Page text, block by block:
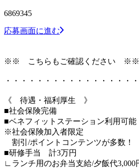
6869345
応募画面に進む
※※ こちらもご確認ください ※※
・・・・・・・・・・・・・・・・
《 待遇・福利厚生 》
■社会保険完備
■ベネフィットステーション利用可能
※社会保険加入者限定
割引/ポイントコンテンツが多数！
■研修手当 計3万円
∟ランチ用のお弁当支給/夕飯代3,000